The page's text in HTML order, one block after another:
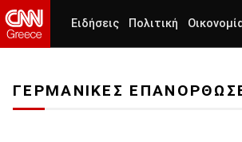
Ειδήσεις Πολιτική
ΓΕΡΜΑΝΙΚΕΣ